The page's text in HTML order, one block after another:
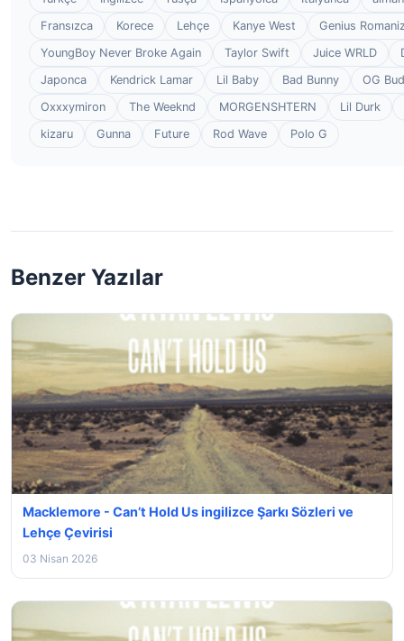
Fransızca
Korece Lehçe Kanye West
Genius
YoungBoy Never Broke Again
Taylor Swift Juice WRLD
Japonca
Kendrick Lamar Lil Baby Bad Bunny
OG
Oxxxymiron
The Weeknd MORGENSHTERN
Lil Durk
kizaru
Gunna Future Rod Wave Polo G
Benzer Yazılar
Macklemore - Can’t Hold Us ingilizce Şarkı Sözleri ve
Lehçe Çevirisi
03 Nisan 2026